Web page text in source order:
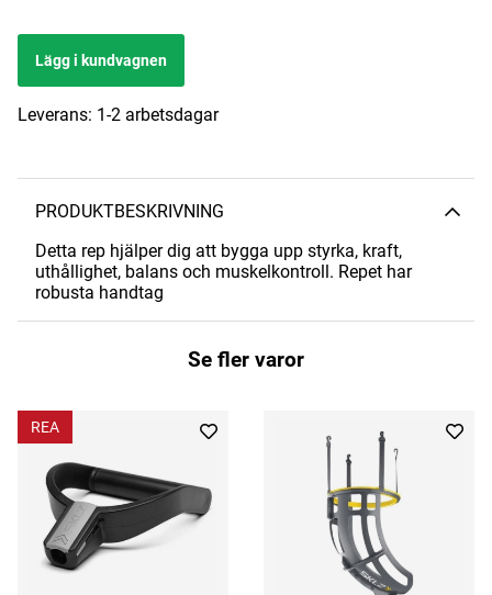
Lägg i kundvagnen
Leverans: 1-2 arbetsdagar
PRODUKTBESKRIVNING
Detta rep hjälper dig att bygga upp styrka, kraft,
uthållighet, balans och muskelkontroll. Repet har
robusta handtag
Se fler varor
REA